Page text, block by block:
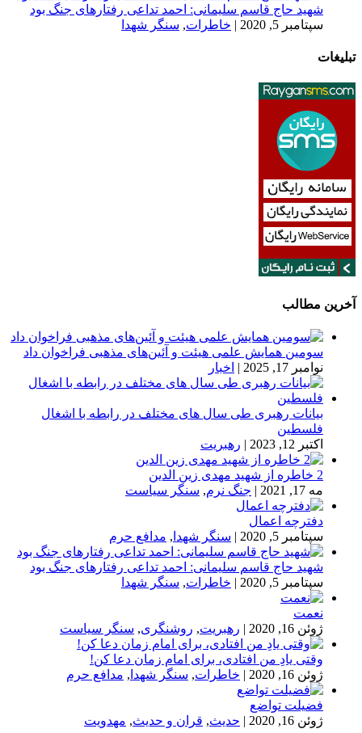
شهید حاج قاسم سلیمانی: احمد تداعی رفتارهای جنگ بود
سپتامبر 5, 2020
| خاطرات, سنگر شهدا
تبلیغات
آخرین مطالب
سومین همایش علمی هیئت و آئین‌های مذهبی فراخوان داد
نوامبر 17, 2025
| اخبار
بیانات رهبری طی سال های مختلف در رابطه با اشغال
فلسطین
اکتبر 12, 2023
| رهبریت
2 خاطره از شهید مهدی زین الدین
مه 17, 2021
| جنگ نرم, سنگر سیاست
دفترچه اعمال
سپتامبر 5, 2020
| سنگر شهدا , مدافع حرم
شهید حاج قاسم سلیمانی: احمد تداعی رفتارهای جنگ بود
سپتامبر 5, 2020
| خاطرات, سنگر شهدا
نعمت
ژوئن 16, 2020
| رهبریت, روشنگری, سنگر سیاست
وقتی یادِ من افتادی، برای امام زمان دعا کن!
ژوئن 16, 2020
| خاطرات, سنگر شهدا , مدافع حرم
فضیلت تواضع
ژوئن 16, 2020
| حدیث, قران و حدیث, مهدویت